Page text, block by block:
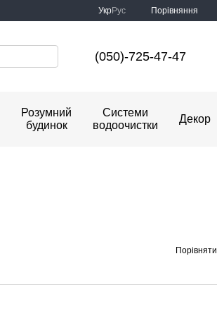
УкрРус Порівняння
(050)-725-47-47
Розумний
будинок
Системи
водоочистки
Декор
Порівняти